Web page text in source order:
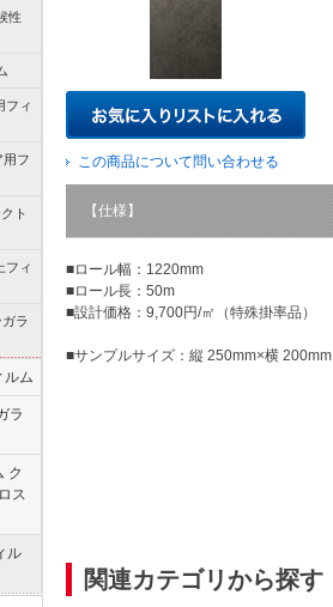
この商品について問い合わせる
【仕様】
■ロール幅：1220mm
■ロール長：50m
■設計価格：9,700円/㎡（特殊掛率品）
■サンプルサイズ：縦 250mm×横 200mm
関連カテゴリから探す
性
フィ
用フ
ト
フィ
ラ
ルム
ラ
ク
ス
ル